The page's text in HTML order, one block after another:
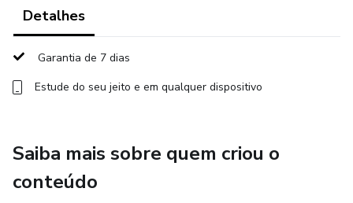
Brasil. Cada módulo combina fundamentação teórica,
aspectos legais, procedimentos práticos e estudos de
caso, proporcionando uma formação completa e aplicável
Detalhes
Garantia de 7 dias
Estude do seu jeito e em qualquer dispositivo
Saiba mais sobre quem criou o
conteúdo